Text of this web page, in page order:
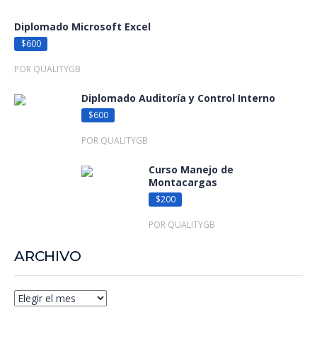
Diplomado Microsoft Excel
$600
POR QUALITYGB
Diplomado Auditoría y Control Interno
$600
POR QUALITYGB
Curso Manejo de
Montacargas
$200
POR QUALITYGB
ARCHIVO